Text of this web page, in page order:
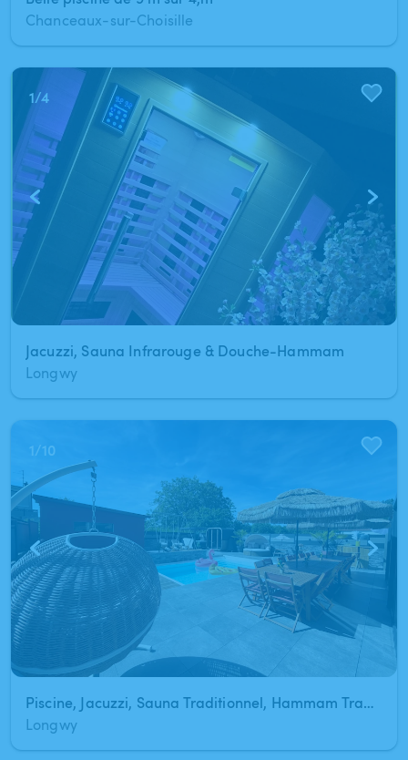
Chanceaux-sur-Choisille
1/4
Jacuzzi, Sauna Infrarouge & Douche-Hammam
Longwy
1/10
Piscine, Jacuzzi, Sauna Traditionnel, Hammam Traditionnel et Douche Sensorielle au coeur de Longwy
Longwy